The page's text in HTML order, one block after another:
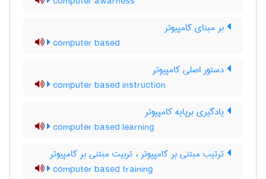
بر مبنای کامپیوتر
computer based
دستور اصلی کامپیوتر
computer based instruction
یادگیری برپایه کامپیوتر
computer based learning
ترتیب مبتنی بر کامپیوتر ، تربیت مبتنی بر کامپیوتر
computer based training